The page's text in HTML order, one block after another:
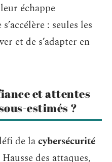
échappe
: seules les
et de s’adapter en
et attentes
estimés ?
de lacybersécurité
des attaques,